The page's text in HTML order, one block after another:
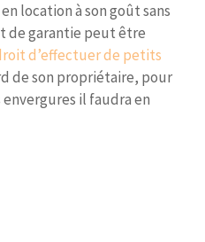
location à son goût sans
de garantie peut être
d’effectuer de petits
de son propriétaire, pour
il faudra en